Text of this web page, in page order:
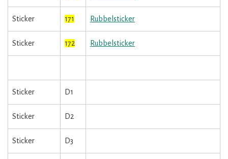
Sticker 171 Rubbelsticker
Sticker 172 Rubbelsticker
Sticker D1
Sticker D2
Sticker D3